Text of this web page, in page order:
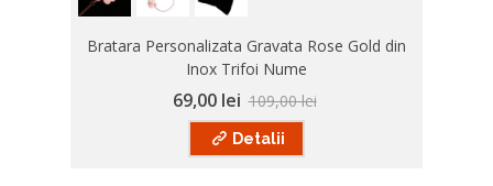
Bratara Personalizata Gravata Rose Gold din
Inox Trifoi Nume
69,00 lei 109,00 lei
Detalii